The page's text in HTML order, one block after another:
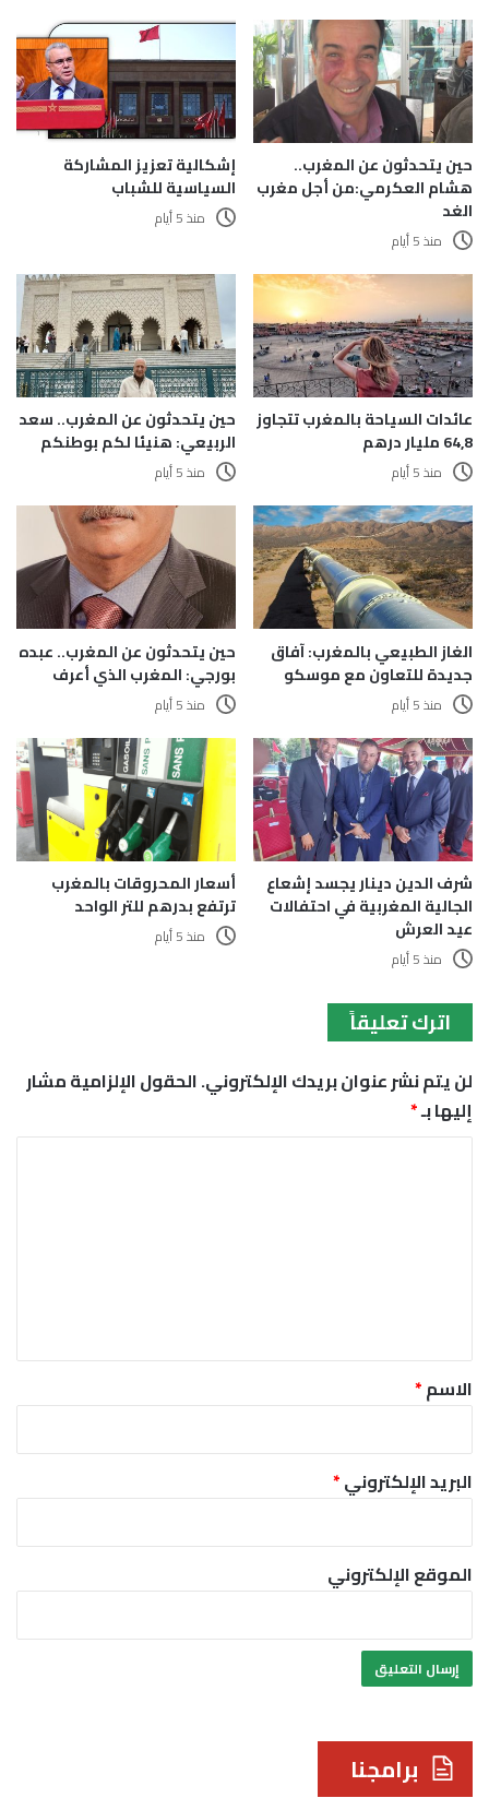
حين يتحدثون عن المغرب..
هشام العكرمي:من أجل مغرب
الغد
منذ 5 أيام
إشكالية تعزيز المشاركة
السياسية للشباب
منذ 5 أيام
عائدات السياحة بالمغرب تتجاوز
64,8 مليار درهم
منذ 5 أيام
حين يتحدثون عن المغرب.. سعد
الربيعي: هنيئا لكم بوطنكم
منذ 5 أيام
الغاز الطبيعي بالمغرب: آفاق
جديدة للتعاون مع موسكو
منذ 5 أيام
حين يتحدثون عن المغرب.. عبده
بورجي: المغرب الذي أعرف
منذ 5 أيام
شرف الدين دينار يجسد إشعاع
الجالية المغربية في احتفالات
عيد العرش
منذ 5 أيام
أسعار المحروقات بالمغرب
ترتفع بدرهم للتر الواحد
منذ 5 أيام
اترك تعليقاً
لن يتم نشر عنوان بريدك الإلكتروني.الحقول الإلزامية مشار
إليها بـ*
*
الاسم*
البريد الإلكتروني*
الموقع الإلكتروني
برامجنا